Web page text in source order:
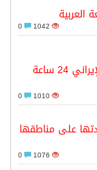
العربية
1042
السعودية تمهل الملحق العسكري الإيراني 24 ساعة
1010
على مناطقها
1076